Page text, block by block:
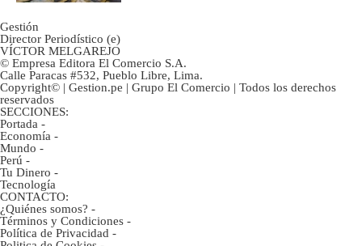
Gestión
Director Periodístico (e)
VÍCTOR MELGAREJO
© Empresa Editora El Comercio S.A.
Calle Paracas #532, Pueblo Libre, Lima.
Copyright© | Gestion.pe | Grupo El Comercio | Todos los derechos
reservados
SECCIONES:
Portada -
Economía -
Mundo -
Perú -
Tu Dinero -
Tecnología
CONTACTO:
¿Quiénes somos? -
Términos y Condiciones -
Política de Privacidad -